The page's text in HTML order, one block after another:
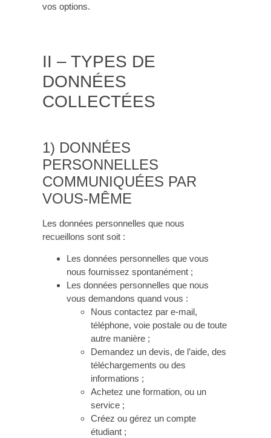
vos options.
II – TYPES DE
DONNÉES
COLLECTÉES
1) DONNÉES
PERSONNELLES
COMMUNIQUÉES PAR
VOUS-MÊME
Les données personnelles que nous
recueillons sont soit :
Les données personnelles que vous
nous fournissez spontanément ;
Les données personnelles que nous
vous demandons quand vous :
Nous contactez par e-mail,
téléphone, voie postale ou de toute
autre manière ;
Demandez un devis, de l’aide, des
téléchargements ou des
informations ;
Achetez une formation, ou un
service ;
Créez ou gérez un compte
étudiant ;